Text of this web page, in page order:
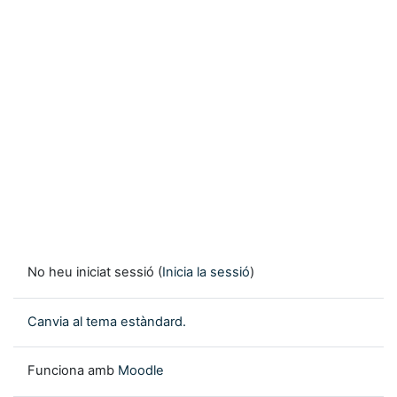
No heu iniciat sessió (Inicia la sessió)
Canvia al tema estàndard.
Funciona amb Moodle